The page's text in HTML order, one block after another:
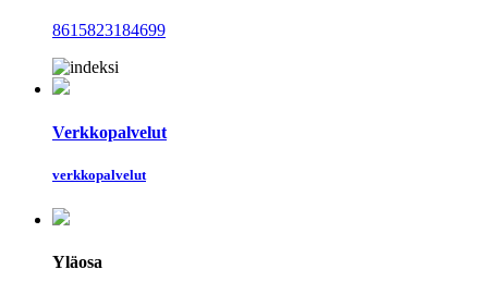
8615823184699
Verkkopalvelut
verkkopalvelut
Yläosa